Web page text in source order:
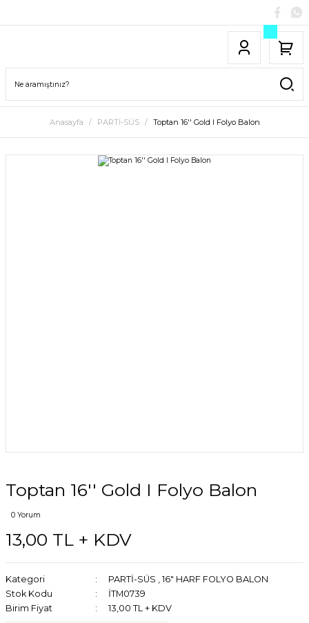
Anasayfa PARTİ-SÜS Toptan 16'' Gold I Folyo Balon
Toptan 16'' Gold I Folyo Balon
0 Yorum
13,00 TL + KDV
Kategori PARTİ-SÜS , 16" HARF FOLYO BALON
Stok Kodu
İTM0739
Birim Fiyat
13,00 TL + KDV